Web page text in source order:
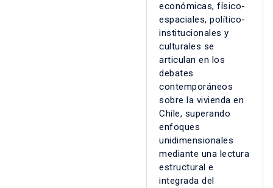
económicas, físico-
espaciales, político-
institucionales y
culturales se
articulan en los
debates
contemporáneos
sobre la vivienda en
Chile, superando
enfoques
unidimensionales
mediante una lectura
estructural e
integrada del